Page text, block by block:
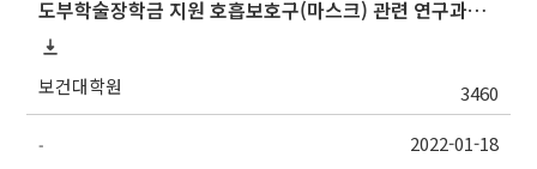
도부학술장학금 지원 호흡보호구(마스크) 관련 연구과제 공고
보건대학원 3460
- 2022-01-18